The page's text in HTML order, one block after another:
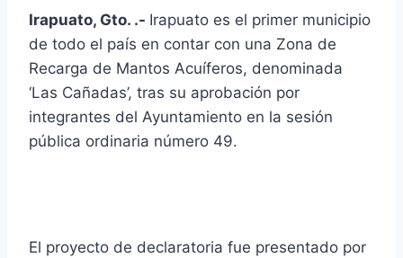
Irapuato, Gto. .- Irapuato es el primer municipio
de todo el país en contar con una Zona de
Recarga de Mantos Acuíferos, denominada
‘Las Cañadas’, tras su aprobación por
integrantes del Ayuntamiento en la sesión
pública ordinaria número 49.
El proyecto de declaratoria fue presentado por